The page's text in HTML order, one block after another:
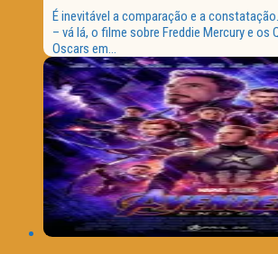
É inevitável a comparação e a
– vá lá, o filme sobre Freddie Mercury e os
Oscars em...